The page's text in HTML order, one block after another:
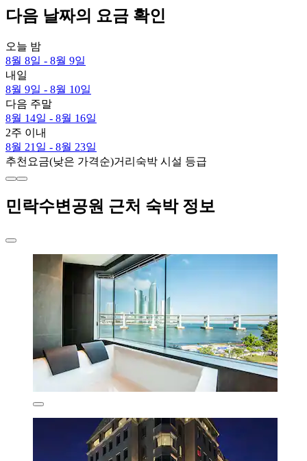
다음 날짜의 요금 확인
오늘 밤
8월 8일 - 8월 9일
내일
8월 9일 - 8월 10일
다음 주말
8월 14일 - 8월 16일
2주 이내
8월 21일 - 8월 23일
추천요금(낮은 가격순)거리 숙박 시설 등급
민락수변공원 근처 숙박 정보